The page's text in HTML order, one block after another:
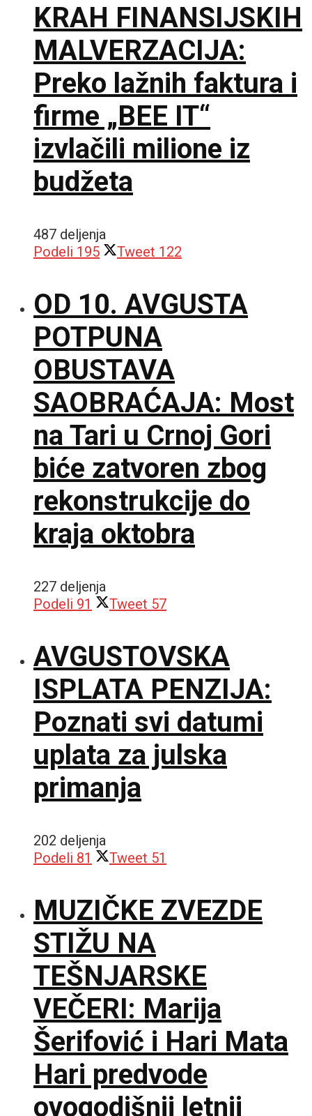
KRAH FINANSIJSKIH
MALVERZACIJA:
Preko lažnih faktura i
firme „BEE IT“
izvlačili milione iz
budžeta
487 deljenja
Podeli 195 Tweet 122
OD 10. AVGUSTA
POTPUNA
OBUSTAVA
SAOBRAĆAJA: Most
na Tari u Crnoj Gori
biće zatvoren zbog
rekonstrukcije do
kraja oktobra
227 deljenja
Podeli 91 Tweet 57
AVGUSTOVSKA
ISPLATA PENZIJA:
Poznati svi datumi
uplata za julska
primanja
202 deljenja
Podeli 81 Tweet 51
MUZIČKE ZVEZDE
STIŽU NA
TEŠNJARSKE
VEČERI: Marija
Šerifović i Hari Mata
Hari predvode
ovogodišnji letnji